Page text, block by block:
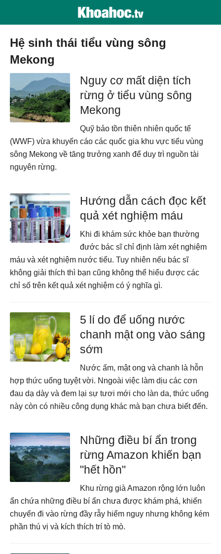
hệ sinh thái tiểu vùng sông
Mekong
Nguy cơ mất diện tích
rừng ở tiểu vùng sông
Mekong
Quỹ bảo tồn thiên nhiên quốc tế
(WWF) vừa khuyến cáo các quốc gia khu vực tiểu vùng
sông Mekong về tăng trưởng xanh để duy trì nguồn tài
nguyên rừng.
Hướng dẫn cách đọc kết
quả xét nghiệm máu
Khi đi khám sức khỏe bạn thường
đước bác sĩ chỉ định làm xét nghiệm
máu và xét nghiệm nước tiểu. Tuy nhiên nếu bác sĩ
không giải thích thì bạn cũng không thể hiểu được các
chỉ số trên kết quả xét nghiệm có ý nghĩa gì.
5 lí do để uống nước
chanh mật ong vào sáng
sớm
Nước ấm, mật ong và chanh là hỗn
hợp thức uống tuyệt vời. Nngoài việc làm dịu các cơn
đau dạ dày và đem lại sự tươi mới cho làn da, thức uống
này còn có nhiều công dụng khác mà bạn chưa biết đến.
Những điều bí ẩn trong
rừng Amazon khiến bạn
"hết hồn"
Khu rừng già Amazon rộng lớn luôn
ẩn chứa những điều bí ẩn chưa được khám phá, khiến
chuyến đi vào rừng đầy rẫy hiểm nguy nhưng không kém
phần thú vị và kích thích trí tò mò.